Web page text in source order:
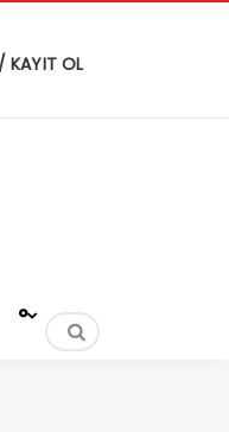
KAYIT OL
°